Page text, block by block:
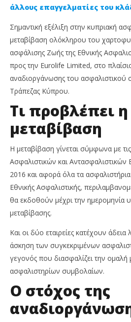
NOW
Η Εθνική Ασφαλιστική
χαρτοφυλάκιο Ζωής της στην
15
Οκτωβρίου,
2025
Cyprus
Insurance
News
Team
άλλους επαγγελματίες του
Σημαντική εξέλιξη στην κυπριακή
μεταβίβαση ολόκληρου του
ασφάλισης Ζωής της Εθνικής
προς την Eurolife Limited, στο
αναδιοργάνωσης του ασφαλιστικού
Τράπεζας Κύπρου.
Τι προβλέπει η
μεταβίβαση
Η μεταβίβαση γίνεται σύμφωνα με
Ασφαλιστικών και
2016 και αφορά όλα τα
Εθνικής Ασφαλιστικής,
θα εκδοθούν μέχρι την ημερομηνία
μεταβίβασης.
Και οι δύο εταιρείες κατέχουν άδεια
άσκηση των συγκεκριμένων
γεγονός που διασφαλίζει την ομαλή
ασφαλιστηρίων συμβολαίων.
Ο στόχος της